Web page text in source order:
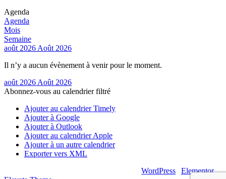
Agenda
Agenda
Mois
Semaine
août 2026 Août 2026
Il n’y a aucun évènement à venir pour le moment.
août 2026 Août 2026
Abonnez-vous au calendrier filtré
Ajouter au calendrier Timely
Ajouter à Google
Ajouter à Outlook
Ajouter au calendrier Apple
Ajouter à un autre calendrier
Exporter vers XML
WordPress Elementor|